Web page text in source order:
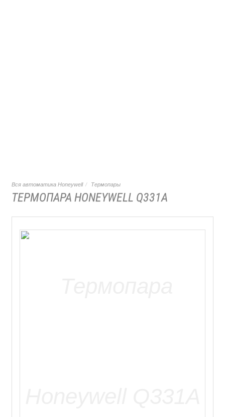
Вся автоматика Honeywell Термопары
ТЕРМОПАРА HONEYWELL Q331A